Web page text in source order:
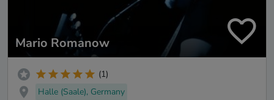
Mario Romanow
(1)
Halle (Saale), Germany